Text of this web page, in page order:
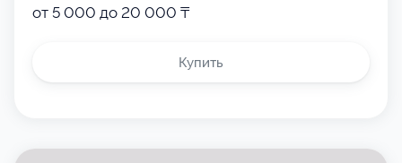
от 5 000 до 20 000 ₸
Купить